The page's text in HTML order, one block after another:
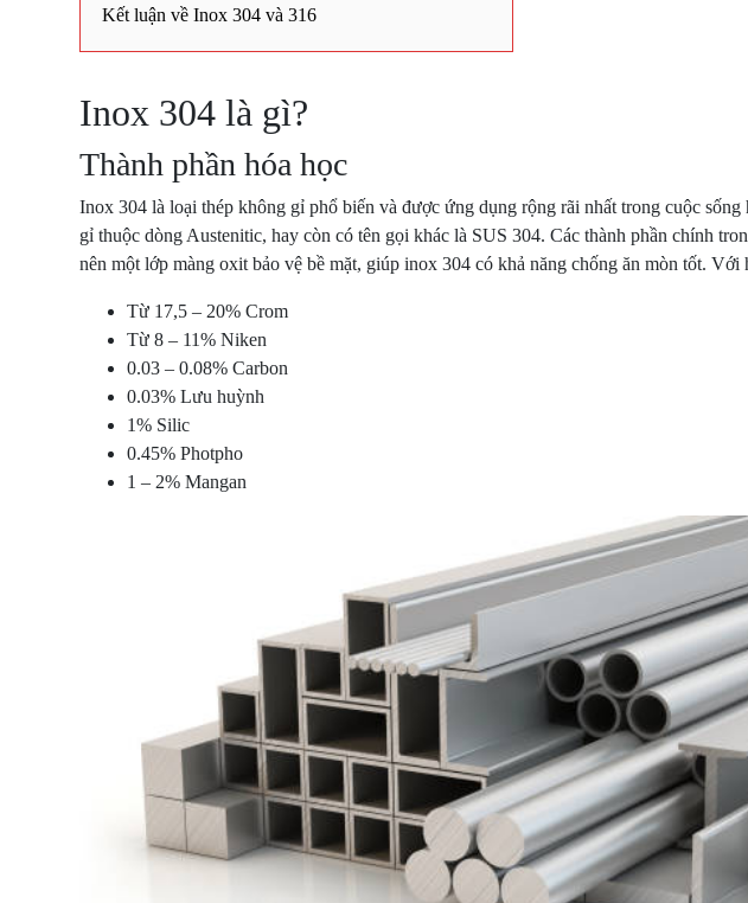
Kết luận về Inox 304 và 316
Inox 304 là gì?
Thành phần hóa học
Inox 304 là loại thép không gỉ phổ biến và được ứng dụng rộng rãi nhất trong cuộc
gỉ thuộc dòng Austenitic, hay còn có tên gọi khác là SUS 304. Các thành phần chính
nên một lớp màng oxit bảo vệ bề mặt, giúp inox 304 có khả năng chống ăn mòn tốt. Với
Từ 17,5 – 20% Crom
Từ 8 – 11% Niken
0.03 – 0.08% Carbon
0.03% Lưu huỳnh
1% Silic
0.45% Photpho
1 – 2% Mangan